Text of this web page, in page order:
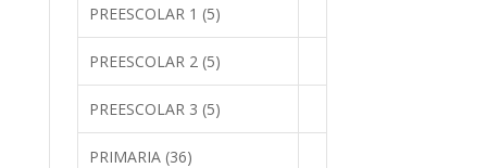
PREESCOLAR 1 (5)
PREESCOLAR 2 (5)
PREESCOLAR 3 (5)
PRIMARIA (36)